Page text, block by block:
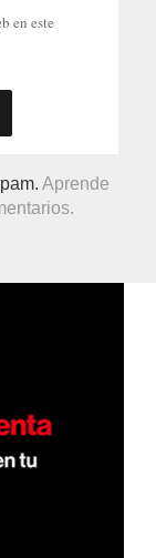
en este
Aprende